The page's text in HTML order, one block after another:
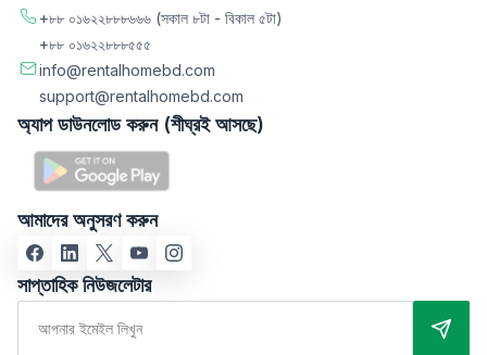
+৮৮ ০১৬২২৮৮৮৬৬৬ (সকাল ৮টা - বিকাল ৫টা)
+৮৮ ০১৬২২৮৮৮৫৫৫
info@rentalhomebd.com
support@rentalhomebd.com
অ্যাপ ডাউনলোড করুন (শীঘ্রই আসছে)
আমাদের অনুসরণ করুন
সাপ্তাহিক নিউজলেটার